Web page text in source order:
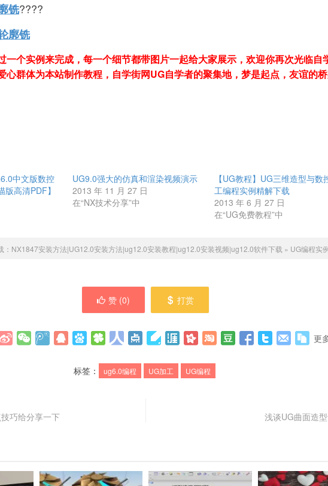
铣????
廓铣
一个实例来完成，每一个细节都带图片一起给大家展示，欢迎你再次光临自
心群体为本站制作教程，自学街网UG自学者的聚集地，梦是起点，友谊的桥
中文版数控
高清PDF】
UG9.0强大的仿真和渲染视频演示
2013 年 11 月 27 日
在“NX技术分享”中
【UG教程】UG三维造型与数
工编程实例精解下载
2013 年 6 月 27 日
在“UG免费教程”中
NX1847安装方法|UG12.0安装方法|ug12.0安装教程|ug12.0安装视频|ug12.0软件下载 » UG编程实
赞 (0) 打赏
更
标签： ug6.0编程 UG加工 UG编程
巧给分享一下
浅谈UG曲面造